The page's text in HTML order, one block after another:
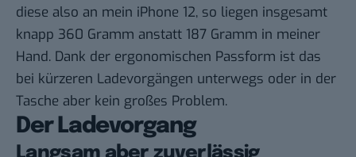
diese also an mein iPhone 12, so liegen insgesamt
knapp 360 Gramm anstatt 187 Gramm in meiner
Hand. Dank der ergonomischen Passform ist das
bei kürzeren Ladevorgängen unterwegs oder in der
Tasche aber kein großes Problem.
Der Ladevorgang